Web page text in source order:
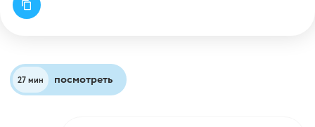
27 мин посмотреть